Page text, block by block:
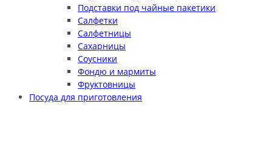
Подставки под чайные пакетики
Салфетки
Салфетницы
Сахарницы
Соусники
Фондю и мармиты
Фруктовницы
Посуда для приготовления